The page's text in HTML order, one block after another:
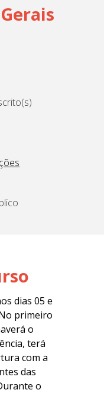
dias 05 e
primeiro
o
terá
com a
das
o